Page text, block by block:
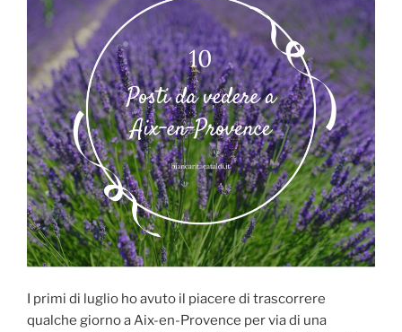
I primi di luglio ho avuto il piacere di trascorrere
qualche giorno a Aix-en-Provence per via di una